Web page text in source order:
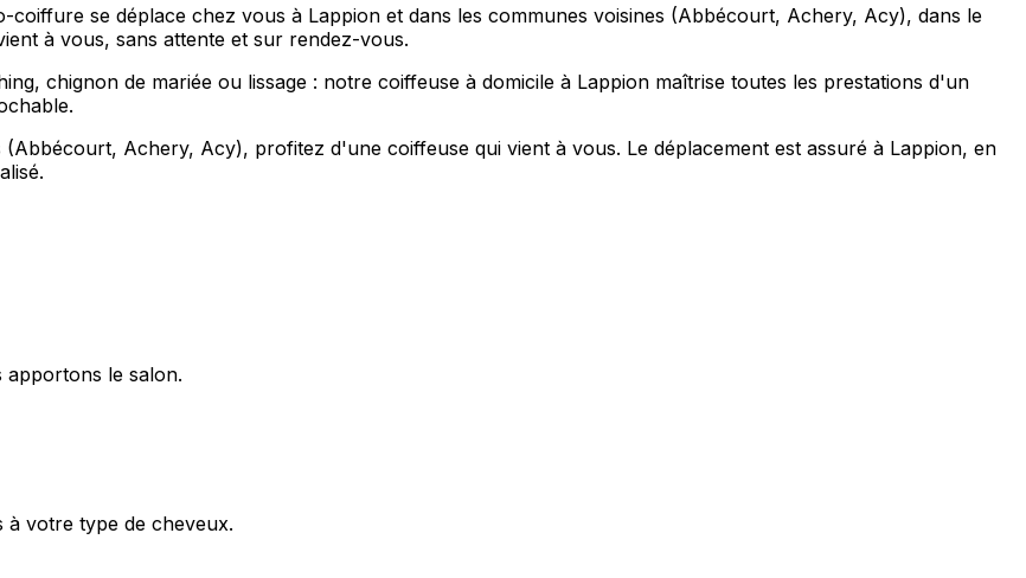
se déplace chez vous à Lappion et dans les communes voisines (Abbécourt, Achery, Acy), dans le
à vous, sans attente et sur rendez-vous.
chignon de mariée ou lissage : notre coiffeuse à domicile à Lappion maîtrise toutes les prestations d'un
Achery, Acy), profitez d'une coiffeuse qui vient à vous. Le déplacement est assuré à Lappion, en
apportons le salon.
à votre type de cheveux.